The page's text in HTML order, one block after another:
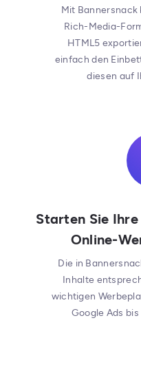
Mit Bannersnack
Rich-Media-
HTML5
einfach den
diesen auf
Starten Sie
Online-
Die in
Inhalte
wichtigen
Google Ads